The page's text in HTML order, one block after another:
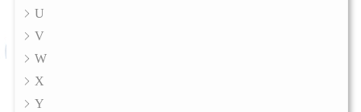
U
V
W
X
Y